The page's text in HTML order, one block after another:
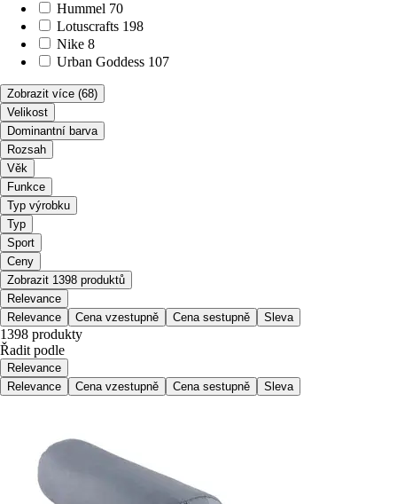
Hummel 70
Lotuscrafts 198
Nike 8
Urban Goddess 107
Zobrazit více (68)
Velikost
Dominantní barva
Rozsah
Věk
Funkce
Typ výrobku
Typ
Sport
Ceny
Zobrazit 1398 produktů
Relevance
Relevance
Cena vzestupně Cena sestupně Sleva
1398 produkty
Řadit podle
Relevance
Relevance
Cena vzestupně Cena sestupně Sleva